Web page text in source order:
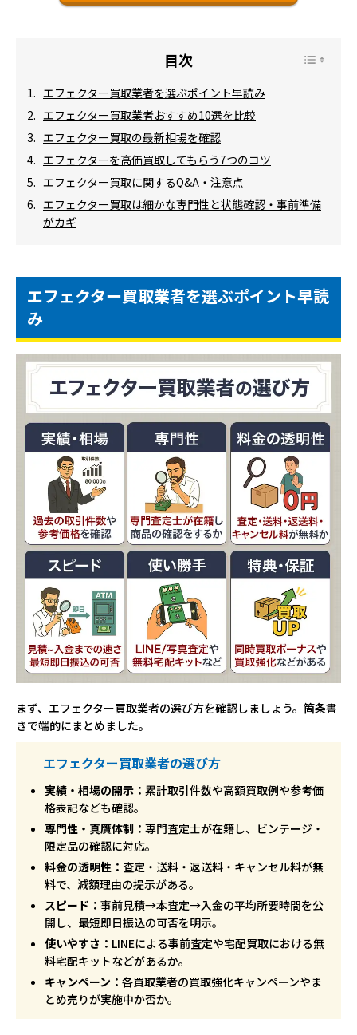
エフェクター買取業者を選ぶポイント早読み
エフェクター買取業者おすすめ10選を比較
エフェクター買取の最新相場を確認
エフェクターを高価買取してもらう7つのコツ
エフェクター買取に関するQ&A・注意点
エフェクター買取は細かな専門性と状態確認・事前準備
がカギ
エフェクター買取業者を選ぶポイント早読
み
まず、エフェクター買取業者の選び方を確認しましょう。箇条書
きで端的にまとめました。
エフェクター買取業者の選び方
実績・相場の開示： 累計取引件数や高額買取例や参考価
格表記なども確認。
専門性・真贋体制： 専門査定士が在籍し、ビンテージ・
限定品の確認に対応。
料金の透明性： 査定・送料・返送料・キャンセル料が無
料で、減額理由の提示がある。
スピード： 事前見積→本査定→入金の平均所要時間を公
開し、最短即日振込の可否を明示。
使いやすさ： LINEによる事前査定や宅配買取における無
料宅配キットなどがあるか。
キャンペーン： 各買取業者の買取強化キャンペーンやま
とめ売りが実施中か否か。